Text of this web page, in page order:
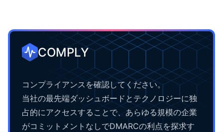
COMPLY
コンプライアンスを確認してください。
当社の最先端ダッシュボードとテクノロジーに独
占的にアクセスすることで、あらゆる規模の企業
がコミットメントなしでDMARCの利点を探求す